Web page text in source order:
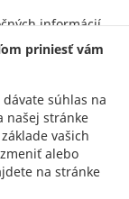
informácií
osoby, ak
osoby,
o ochrane
na JTRE
priniesť vám
dávate súhlas na
našej stránke
vašich
alebo
na stránke